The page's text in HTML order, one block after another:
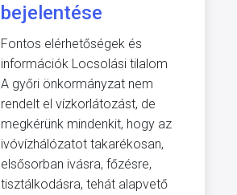
bejelentése
Fontos elérhetőségek és
információk Locsolási tilalom
A győri önkormányzat nem
rendelt el vízkorlátozást, de
megkérünk mindenkit, hogy az
ivóvízhálózatot takarékosan,
elsősorban ivásra, főzésre,
tisztálkodásra, tehát alapvető